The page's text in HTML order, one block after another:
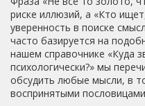
риске иллюзий, а «Кто
уверенность в поиске
часто базируется на
нашем справочнике «Куда
психологически?» мы
обсудить любые мысли, в
воспринятыми